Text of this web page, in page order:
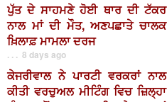
ਪੁੱਤ ਦੇ ਸਾਹਮਣੇ ਹੋਈ ਥਾਰ ਦੀ ਟੱਕਰ
ਨਾਲ ਮਾਂ ਦੀ ਮੌਤ, ਅਣਪਛਾਤੇ ਚਾਲਕ
ਖ਼ਿਲਾਫ਼ ਮਾਮਲਾ ਦਰਜ
. . . 8 days ago
ਕੇਜਰੀਵਾਲ ਨੇ ਪਾਰਟੀ ਵਰਕਰਾਂ ਨਾਲ
ਕੀਤੀ ਵਰਚੁਅਲ ਮੀਟਿੰਗ ਵਿਚ ਜ਼ਿਲ੍ਹਾ